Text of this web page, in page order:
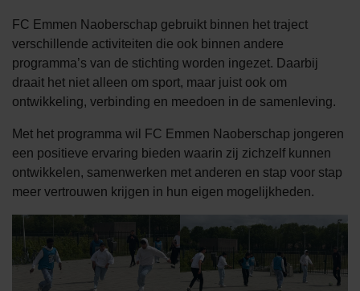
FC Emmen Naoberschap gebruikt binnen het traject
verschillende activiteiten die ook binnen andere
programma’s van de stichting worden ingezet. Daarbij
draait het niet alleen om sport, maar juist ook om
ontwikkeling, verbinding en meedoen in de samenleving.
Met het programma wil FC Emmen Naoberschap jongeren
een positieve ervaring bieden waarin zij zichzelf kunnen
ontwikkelen, samenwerken met anderen en stap voor stap
meer vertrouwen krijgen in hun eigen mogelijkheden.